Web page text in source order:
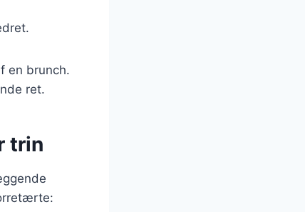
en brunch.
ret.
trin